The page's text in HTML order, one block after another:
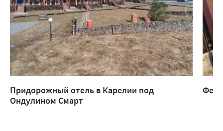
Придорожный отель в Карелии под
Ондулином Смарт